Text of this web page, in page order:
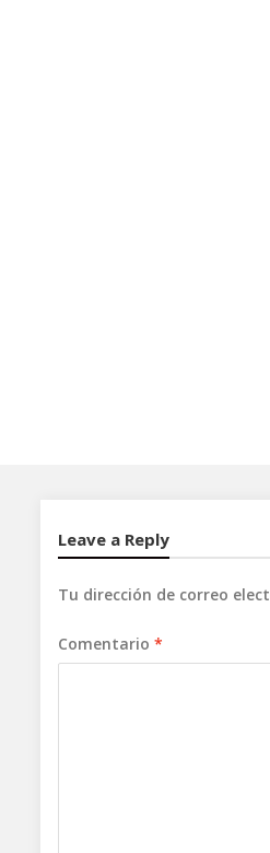
Leave a Reply
Tu dirección de correo
Comentario *